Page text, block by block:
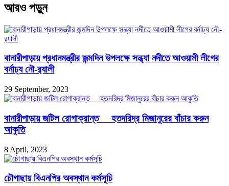
আরও পড়ুন
বানারীপাড়ায় প্রধানমন্ত্রীর জন্মদিন উপলক্ষে সন্ধ্যা নদীতে আওয়ামী লীগের
বর্নাঢ্য নৌ-র‌্যালী
29 September, 2023
বানারীপাড়ায় জটিল রোগাক্রান্ত হতদরিদ্র মিজানুরের বাঁচার করুন
আকুতি
8 April, 2023
চৌগাছায় বিএনপির অবস্থান কর্মসূচি